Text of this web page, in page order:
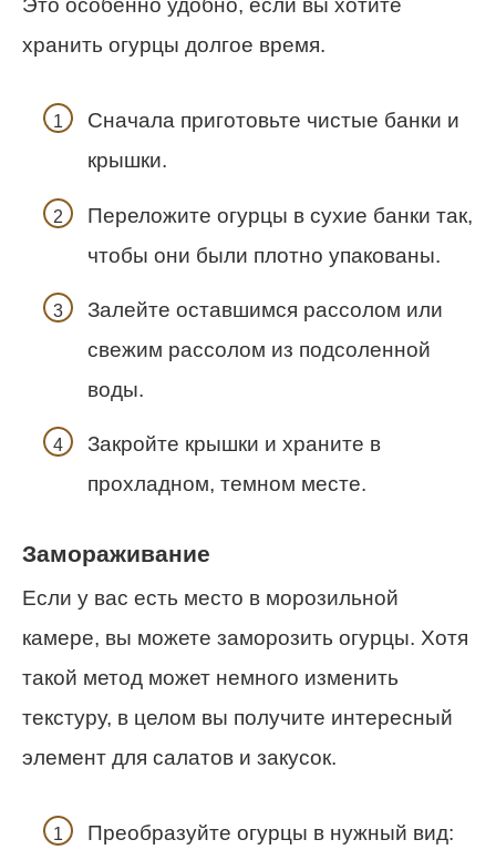
Это особенно удобно, если вы хотите
хранить огурцы долгое время.
Сначала приготовьте чистые банки и
крышки.
Переложите огурцы в сухие банки так,
чтобы они были плотно упакованы.
Залейте оставшимся рассолом или
свежим рассолом из подсоленной
воды.
Закройте крышки и храните в
прохладном, темном месте.
Замораживание
Если у вас есть место в морозильной
камере, вы можете заморозить огурцы. Хотя
такой метод может немного изменить
текстуру, в целом вы получите интересный
элемент для салатов и закусок.
Преобразуйте огурцы в нужный вид: